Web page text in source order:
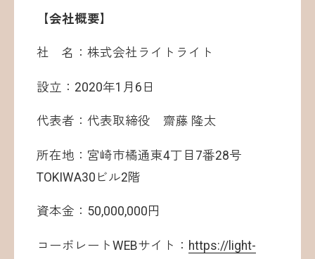
【会社概要】
社 名：株式会社ライトライト
設立：2020年1月6日
代表者：代表取締役 齋藤 隆太
所在地：宮崎市橘通東4丁目7番28号
TOKIWA30ビル2階
資本金：50,000,000円
コーポレートWEBサイト： https://light-